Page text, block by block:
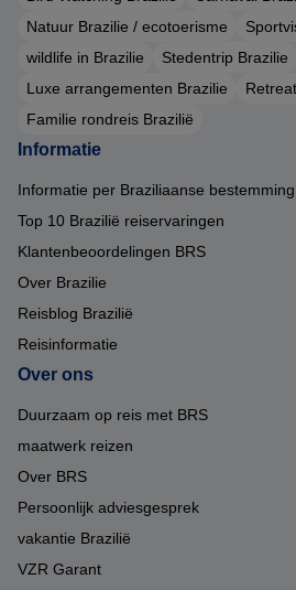
Natuur Brazilie / ecotoerisme
wildlife in Brazilie
Stedentrip Brazilie
Luxe arrangementen Brazilie
Familie rondreis Brazilië
Informatie
Informatie per Braziliaanse bestemming
Top 10 Brazilië reiservaringen
Klantenbeoordelingen BRS
Over Brazilie
Reisblog Brazilië
Reisinformatie
Over ons
Duurzaam op reis met BRS
maatwerk reizen
Over BRS
Persoonlijk adviesgesprek
vakantie Brazilië
VZR Garant